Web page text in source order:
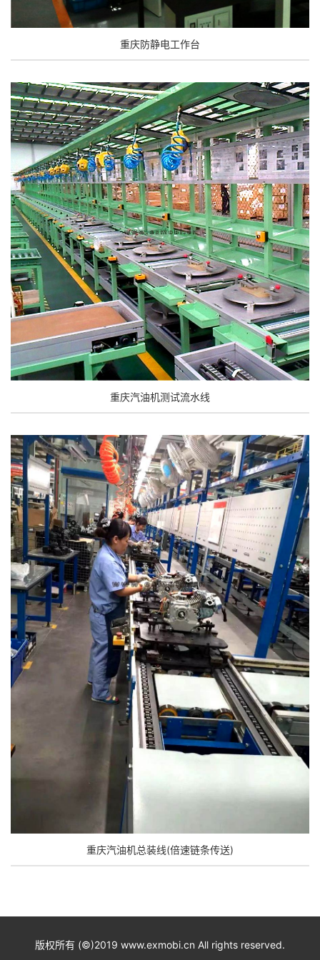
重庆防静电工作台
重庆汽油机测试流水线
重庆汽油机总装线(倍速链条传送)
版权所有 (©)2019 www.exmobi.cn All rights reserved.